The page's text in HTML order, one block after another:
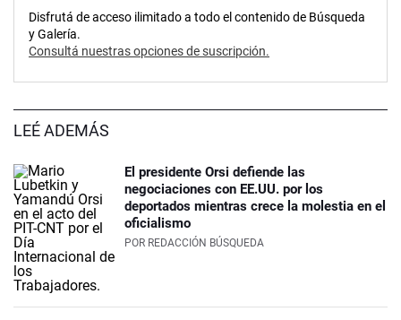
Disfrutá de acceso ilimitado a todo el contenido de Búsqueda
y Galería.
Consultá nuestras opciones de suscripción.
LEÉ ADEMÁS
El presidente Orsi defiende las
negociaciones con EE.UU. por los
deportados mientras crece la molestia en el
oficialismo
POR REDACCIÓN BÚSQUEDA